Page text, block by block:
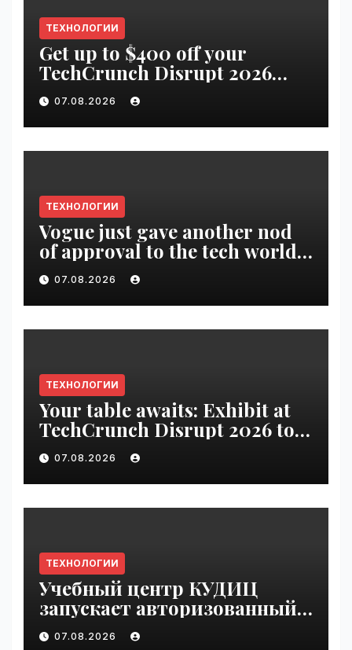
ТЕХНОЛОГИИ
Get up to $400 off your
TechCrunch Disrupt 2026
pass until tomorrow |
VseTime.ru
07.08.2026
ТЕХНОЛОГИИ
Vogue just gave another nod
of approval to the tech world |
VseTime.ru
07.08.2026
ТЕХНОЛОГИИ
Your table awaits: Exhibit at
TechCrunch Disrupt 2026 to
be seen by thousands |
VseTime.ru
07.08.2026
ТЕХНОЛОГИИ
Учебный центр КУДИЦ
запускает авторизованный
курс по
07.08.2026